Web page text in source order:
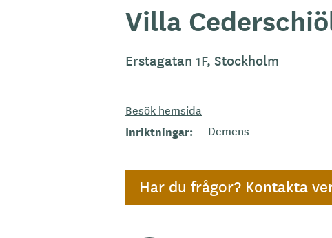
Villa
Erstagatan 1F, Stockholm
Besök hemsida
Inriktningar Demens
Har du frågor? Kontakta